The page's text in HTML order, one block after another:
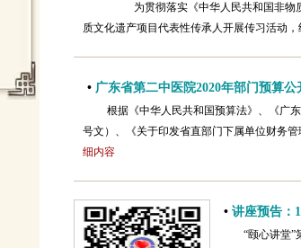
为贯彻落实《中华人民共和国非物质
质文化遗产项目代表性传承人开展传习活动
• 广东省第二中医院2020年部门预算公
根据《中华人民共和国预算法》、《广
号文）、《关于印发省直部门下属单位财务
细内容
• 讲座预告：
“颐心讲堂